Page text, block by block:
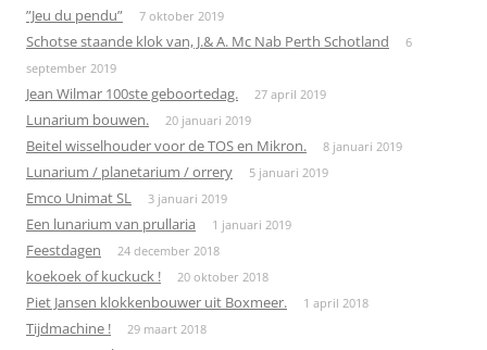
”Jeu du pendu” 7 oktober 2019
Schotse staande klok van, J.& A. Mc Nab Perth Schotland
6
september 2019
Jean Wilmar 100ste geboortedag. 27 april 2019
Lunarium bouwen. 20 januari 2019
Beitel wisselhouder voor de TOS en Mikron. 8 januari 2019
Lunarium / planetarium / orrery 5 januari 2019
Emco Unimat SL 3 januari 2019
Een lunarium van prullaria 1 januari 2019
Feestdagen 24 december 2018
koekoek of kuckuck ! 20 oktober 2018
Piet Jansen klokkenbouwer uit Boxmeer. 1 april 2018
Tijdmachine ! 29 maart 2018